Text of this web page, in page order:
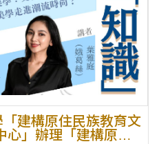
「建構原住民族教育文
心」辦理「建構原住